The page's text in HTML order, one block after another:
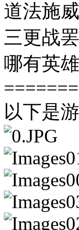
道法施
三更战
哪有英
以下是